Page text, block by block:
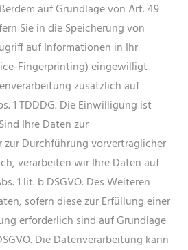
auf Grundlage von Art. 49
Sie in die Speicherung von
auf Informationen in Ihr
Fingerprinting) eingewilligt
zusätzlich auf
1 TDDDG. Die Einwilligung ist
Ihre Daten zur
Durchführung vorvertraglicher
verarbeiten wir Ihre Daten auf
1 lit. b DSGVO. Des Weiteren
sofern diese zur Erfüllung einer
erforderlich sind auf Grundlage
Die Datenverarbeitung kann